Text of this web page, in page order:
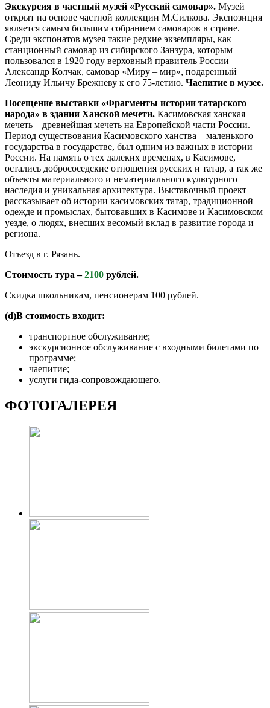
Экскурсия в частный музей «Русский самовар». Музей
открыт на основе частной коллекции М.Силкова. Экспозиция
является самым большим собранием самоваров в стране.
Среди экспонатов музея такие редкие экземпляры, как
станционный самовар из сибирского Занзура, которым
пользовался в 1920 году верховный правитель России
Александр Колчак, самовар «Миру – мир», подаренный
Леониду Ильичу Брежневу к его 75-летию. Чаепитие в музее.
Посещение выставки «Фрагменты истории татарского
народа» в здании Ханской мечети. Касимовская ханская
мечеть – древнейшая мечеть на Европейской части России.
Период существования Касимовского ханства – маленького
государства в государстве, был одним из важных в истории
России. На память о тех далеких временах, в Касимове,
остались добрососедские отношения русских и татар, а так же
объекты материального и нематериального культурного
наследия и уникальная архитектура. Выставочный проект
рассказывает об истории касимовских татар, традиционной
одежде и промыслах, бытовавших в Касимове и Касимовском
уезде, о людях, внесших весомый вклад в развитие города и
региона.
Отъезд в г. Рязань.
Стоимость тура –2100 рублей.
Скидка школьникам, пенсионерам 100 рублей.
(d)В стоимость входит:
транспортное обслуживание;
экскурсионное обслуживание с входными билетами по
программе;
чаепитие;
услуги гида-сопровождающего.
ФОТОГАЛЕРЕЯ